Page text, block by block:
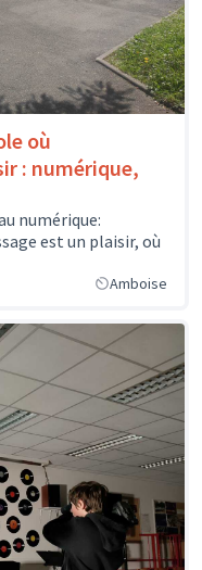
où
: numérique,
numérique:
est un plaisir, où
Amboise